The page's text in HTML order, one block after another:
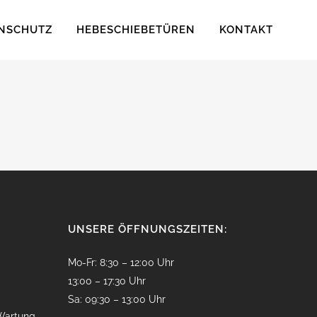
HEBESCHIEBETÜREN KONTAKT
UNSERE ÖFFNUNGSZEITEN:
Mo-Fr: 8:30 – 12:00 Uhr
13:00 – 17:30 Uhr
Sa: 09:30 – 13:00 Uhr